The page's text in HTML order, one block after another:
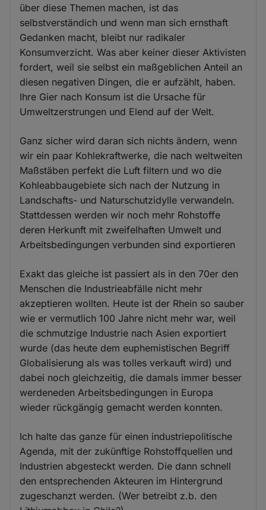
über diese Themen machen, ist das
selbstverständich und wenn man sich ernsthaft
Gedanken macht, bleibt nur radikaler
Konsumverzicht. Was aber keiner dieser Aktivisten
fordert, weil sie selbst ein maßgeblichen Anteil an
diesen negativen Dingen, die er aufzählt, haben.
Ihre Gier nach Konsum ist die Ursache für
Umweltzerstrungen und Elend auf der Welt.
Ganz sicher wird daran sich nichts ändern, wenn
wir ein paar Kohlekraftwerke, die nach weltweiten
Maßstäben perfekt die Luft filtern und wo die
Kohleabbaugebiete sich nach der Nutzung in
Landschafts- und Naturschutzidylle verwandeln.
Stattdessen werden wir noch mehr Rohstoffe
deren Herkunft mit zweifelhaften Umwelt und
Arbeitsbedingungen verbunden sind exportieren
Exakt das gleiche ist passiert als in den 70er den
Menschen die Industrieabfälle nicht mehr
akzeptieren wollten. Heute ist der Rhein so sauber
wie er vermutlich 100 Jahre nicht mehr war, weil
die schmutzige Industrie nach Asien exportiert
wurde (das heute dem euphemistischen Begriff
Globalisierung als was tolles verkauft wird) und
dabei noch gleichzeitig, die damals immer besser
werdeneden Arbeitsbedingungen in Europa
wieder rückgängig gemacht werden konnten.
Ich halte das ganze für einen industriepolitische
Agenda, mit der zukünftige Rohstoffquellen und
Industrien abgesteckt werden. Die dann schnell
den entsprechenden Akteuren im Hintergrund
zugeschanzt werden. (Wer betreibt z.b. den